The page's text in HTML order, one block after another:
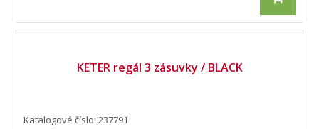
KETER regál 3 zásuvky / BLACK
Katalogové číslo: 237791